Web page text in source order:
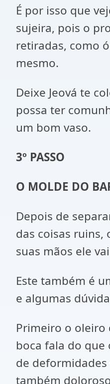
É por isso que
sujeira, pois o
retiradas, como
mesmo.
Deixe Jeová te
possa ter
um bom vaso.
3º PASSO
O MOLDE DO
Depois de
das coisas ruins,
suas mãos ele
Este também é
e algumas
Primeiro o oleiro
boca fala do
de
também